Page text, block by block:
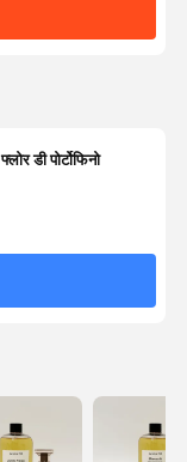
डी पोर्टोफिनो